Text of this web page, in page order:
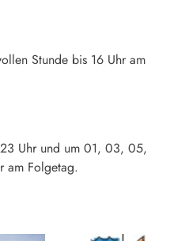
Stunde bis 16 Uhr am
Uhr und um 01, 03, 05,
am Folgetag.